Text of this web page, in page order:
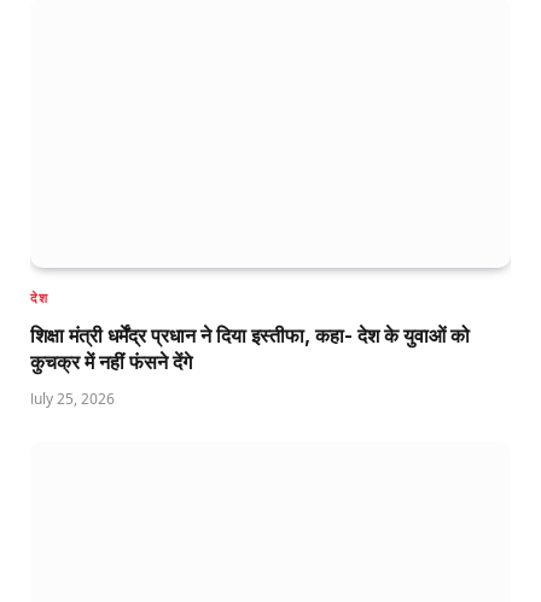
देश
शिक्षा मंत्री धर्मेंद्र प्रधान ने दिया इस्तीफा, कहा- देश के युवाओं को
कुचक्र में नहीं फंसने देंगे
July 25, 2026